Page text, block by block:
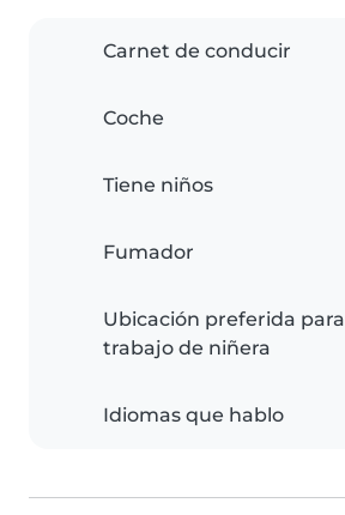
Carnet de conducir
Coche
Tiene niños
Fumador
Ubicación preferida para
trabajo de niñera
Idiomas que hablo